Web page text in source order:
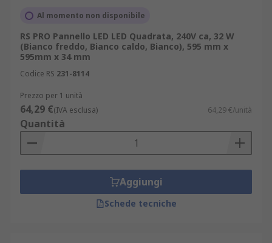
Al momento non disponibile
RS PRO Pannello LED LED Quadrata, 240V ca, 32 W
(Bianco freddo, Bianco caldo, Bianco), 595 mm x
595mm x 34 mm
Codice RS 231-8114
Prezzo per 1 unità
64,29 €(IVA esclusa) 64,29 €/unità
Quantità
Aggiungi
Schede tecniche